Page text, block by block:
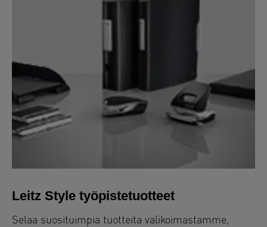
Leitz Style työpistetuotteet
Selaa suosituimpia tuotteita valikoimastamme,